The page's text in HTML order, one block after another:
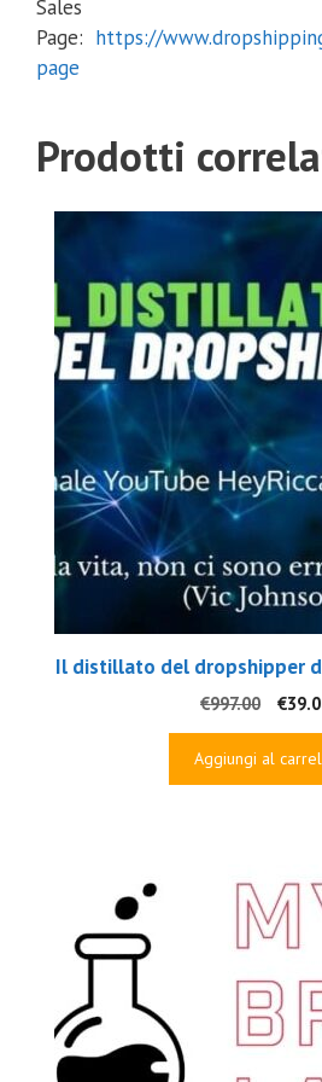
Sales
Page: https://
page
Prodotti
Il distillato del dropshipper
€997.00
Il
€
Aggiungi al